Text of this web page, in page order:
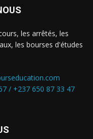
les arrêtés, les
les bourses d'études
/ +237 650 87 33 47